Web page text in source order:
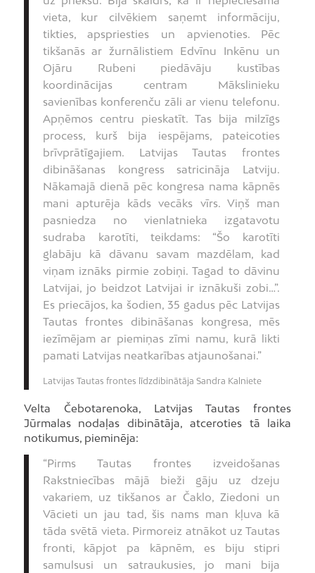
vieta, kur cilvēkiem saņemt informāciju,
tikties, apspriesties un apvienoties. Pēc
tikšanās ar žurnālistiem Edvīnu Inkēnu un
Ojāru Rubeni piedāvāju kustības
koordinācijas centram Mākslinieku
savienības konferenču zāli ar vienu telefonu.
Apņēmos centru pieskatīt. Tas bija milzīgs
process, kurš bija iespējams, pateicoties
brīvprātīgajiem. Latvijas Tautas frontes
dibināšanas kongress satricināja Latviju.
Nākamajā dienā pēc kongresa nama kāpnēs
mani apturēja kāds vecāks vīrs. Viņš man
pasniedza no vienlatnieka izgatavotu
sudraba karotīti, teikdams: “Šo karotīti
glabāju kā dāvanu savam mazdēlam, kad
viņam iznāks pirmie zobiņi. Tagad to dāvinu
Latvijai, jo beidzot Latvijai ir iznākuši zobi…”.
Es priecājos, ka šodien, 35 gadus pēc Latvijas
Tautas frontes dibināšanas kongresa, mēs
iezīmējam ar piemiņas zīmi namu, kurā likti
pamati Latvijas neatkarības atjaunošanai.”
Latvijas Tautas frontes līdzdibinātāja Sandra Kalniete
Velta Čebotarenoka, Latvijas Tautas frontes
Jūrmalas nodaļas dibinātāja, atceroties tā laika
notikumus, pieminēja:
“Pirms Tautas frontes izveidošanas
Rakstniecības mājā bieži gāju uz dzeju
vakariem, uz tikšanos ar Čaklo, Ziedoni un
Vācieti un jau tad, šis nams man kļuva kā
tāda svētā vieta. Pirmoreiz atnākot uz Tautas
fronti, kāpjot pa kāpnēm, es biju stipri
samulsusi un satraukusies, jo mani bija